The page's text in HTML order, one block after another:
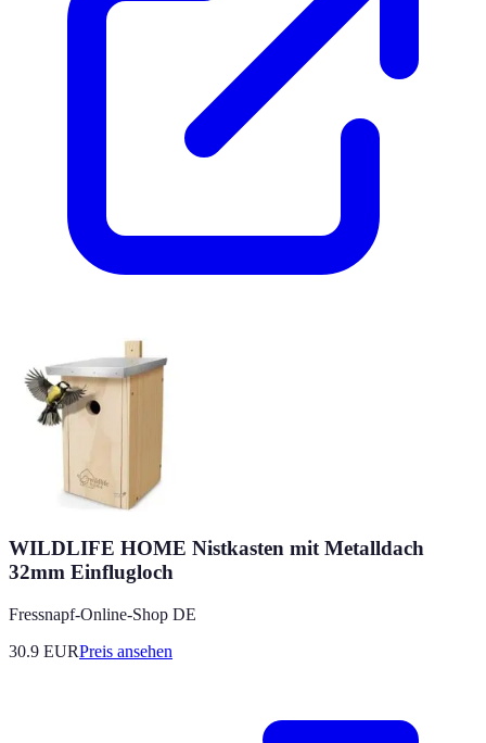
WILDLIFE HOME Nistkasten mit Metalldach
32mm Einflugloch
Fressnapf-Online-Shop DE
30.9 EURPreis ansehen